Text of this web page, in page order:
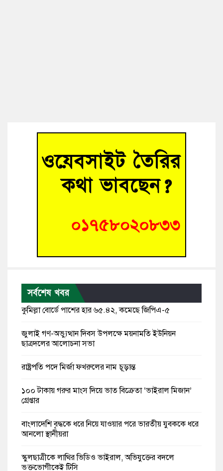
সর্বশেষ খবর
কুমিল্লা বোর্ডে পাশের হার ৬৫.৪২, কমেছে জিপিএ-৫
জুলাই গণ-অভ্যুত্থান দিবস উপলক্ষে ময়নামতি ইউনিয়ন
ছাত্রদলের আলোচনা সভা
রাষ্ট্রপতি পদে মির্জা ফখরুলের নাম চূড়ান্ত
১০০ টাকায় গরুর মাংস দিয়ে ভাত বিক্রেতা ‘ভাইরাল মিজান’
গ্রেপ্তার
বাংলাদেশি বৃদ্ধকে ধরে নিয়ে যাওয়ার পরে ভারতীয় যুবককে ধরে
আনলো স্থানীয়রা
স্কুলছাত্রীকে লাথির ভিডিও ভাইরাল, অভিযুক্তের বদলে
ভুক্তভোগীকেই টিসি